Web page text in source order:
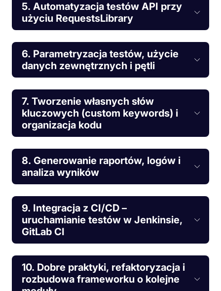
5. Automatyzacja testów API przy
użyciu RequestsLibrary
6. Parametryzacja testów, użycie
danych zewnętrznych i pętli
7. Tworzenie własnych słów
kluczowych (custom keywords) i
organizacja kodu
8. Generowanie raportów, logów i
analiza wyników
9. Integracja z CI/CD –
uruchamianie testów w Jenkinsie,
GitLab CI
10. Dobre praktyki, refaktoryzacja i
rozbudowa frameworku o kolejne